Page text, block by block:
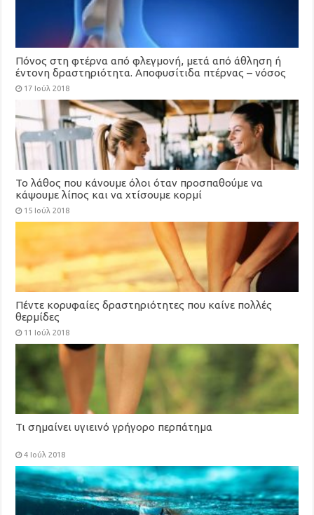
Πόνος στη φτέρνα από φλεγμονή, μετά από άθληση ή
έντονη δραστηριότητα. Αποφυσίτιδα πτέρνας – νόσος
Sever
17 Ιούλ 2018
Το λάθος που κάνουμε όλοι όταν προσπαθούμε να
κάψουμε λίπος και να χτίσουμε κορμί
15 Ιούλ 2018
Πέντε κορυφαίες δραστηριότητες που καίνε πολλές
θερμίδες
11 Ιούλ 2018
Τι σημαίνει υγιεινό γρήγορο περπάτημα
4 Ιούλ 2018